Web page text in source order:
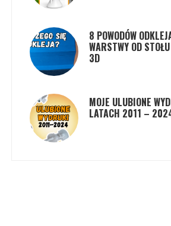
8 POWODÓW
WARSTWY OD
3D
MOJE ULUBIONE
LATACH 2011 –